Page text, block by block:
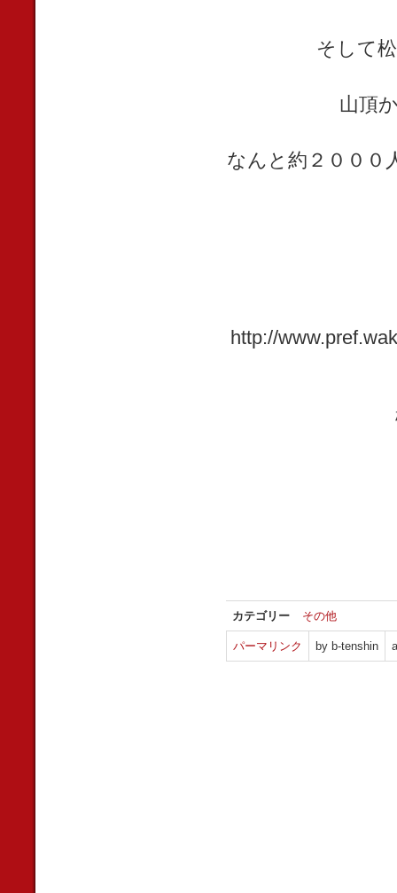
そして
山頂
なんと約２０００
http://
カテゴリー その他
パーマリンク by b-tenshin